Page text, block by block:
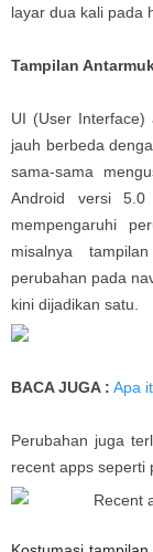
layar dua kali pada
Tampilan
UI (User Interface)
jauh berbeda
sama-sama
Android versi 5.0
mempengaruhi
misalnya
perubahan pada
kini dijadikan satu.
BACA JUGA : Apa
Perubahan juga
recent apps seperti